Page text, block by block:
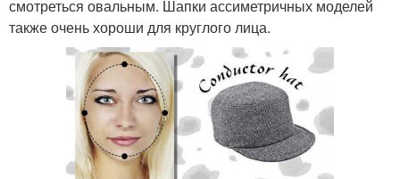
смотреться овальным. Шапки ассиметричных моделей
также очень хороши для круглого лица.